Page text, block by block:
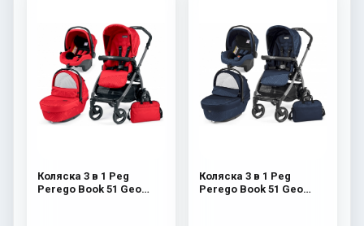
Коляска 3 в 1 Peg
Perego Book 51 Geo
Коляска 3 в 1 Peg
Perego Book 51 Geo